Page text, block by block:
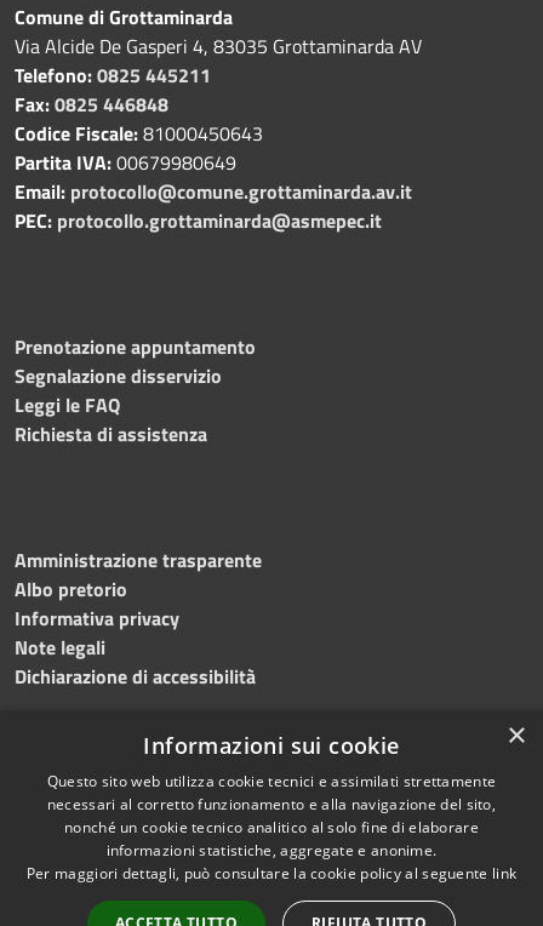
Comune di Grottaminarda
Via Alcide De Gasperi 4, 83035 Grottaminarda AV
Telefono:0825 445211
Fax:0825 446848
Codice Fiscale:81000450643
Partita IVA:00679980649
Email: protocollo@comune.grottaminarda.av.it
PEC: protocollo.grottaminarda@asmepec.it
Prenotazione appuntamento
Segnalazione disservizio
Leggi le FAQ
Richiesta di assistenza
Amministrazione trasparente
Albo pretorio
Informativa privacy
Note legali
Dichiarazione di accessibilità
RSS
Accessibilità
Cookie
Mappa del sito
Copyright © 2024 •
Comune diGrottaminarda
• Powered byMunicipium
•Redazione
×
Informazioni sui cookie
Questo sito web utilizza cookie tecnici e assimilati strettamente
necessari al corretto funzionamento e alla navigazione del sito,
nonché un cookie tecnico analitico al solo fine di elaborare
informazioni statistiche, aggregate e anonime.
Per maggiori dettagli, può consultare la cookie policy al seguente link